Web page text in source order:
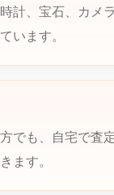
計、宝石、カメ
います。
でも、自宅で査
ます。